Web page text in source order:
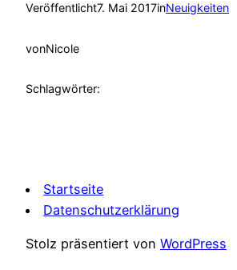
Veröffentlicht7. Mai 2017inNeuigkeiten
vonNicole
Schlagwörter:
Startseite
Datenschutzerklärung
Stolz präsentiert von WordPress